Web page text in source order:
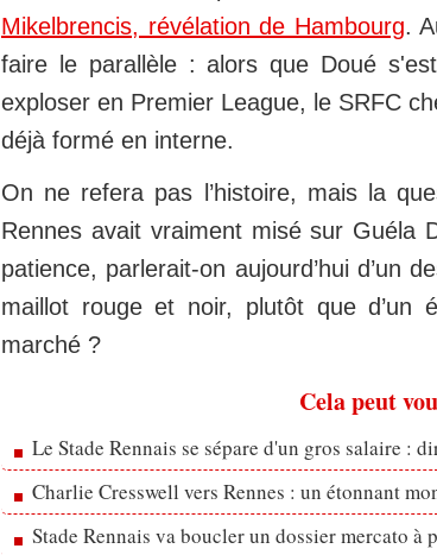
Mikelbrencis, révélation de Hambourg.
faire le parallèle : alors que Doué
exploser en Premier League, le SRFC
déjà formé en interne.
On ne refera pas l’histoire, mais la
Rennes avait vraiment misé sur Guéla
patience, parlerait-on aujourd’hui d’un
maillot rouge et noir, plutôt que
marché ?
Cela peut
Le Stade Rennais se sépare d'un gros salaire :
Charlie Cresswell vers Rennes : un étonnant
Stade Rennais va boucler un dossier mercato